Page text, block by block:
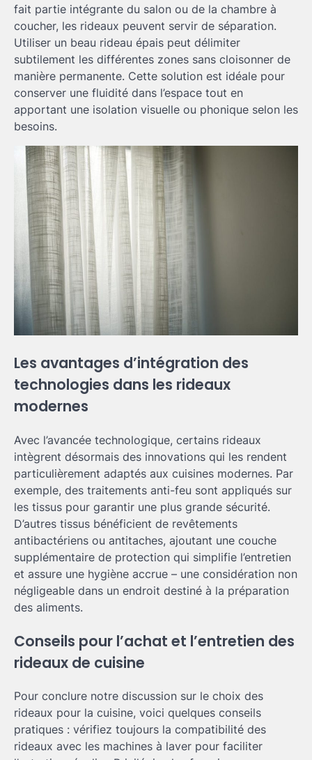
fait partie intégrante du salon ou de la chambre à
coucher, les rideaux peuvent servir de séparation.
Utiliser un beau rideau épais peut délimiter
subtilement les différentes zones sans cloisonner de
manière permanente. Cette solution est idéale pour
conserver une fluidité dans l’espace tout en
apportant une isolation visuelle ou phonique selon les
besoins.
Les avantages d’intégration des
technologies dans les rideaux
modernes
Avec l’avancée technologique, certains rideaux
intègrent désormais des innovations qui les rendent
particulièrement adaptés aux cuisines modernes. Par
exemple, des traitements anti-feu sont appliqués sur
les tissus pour garantir une plus grande sécurité.
D’autres tissus bénéficient de revêtements
antibactériens ou antitaches, ajoutant une couche
supplémentaire de protection qui simplifie l’entretien
et assure une hygiène accrue – une considération non
négligeable dans un endroit destiné à la préparation
des aliments.
Conseils pour l’achat et l’entretien des
rideaux de cuisine
Pour conclure notre discussion sur le choix des
rideaux pour la cuisine, voici quelques conseils
pratiques : vérifiez toujours la compatibilité des
rideaux avec les machines à laver pour faciliter